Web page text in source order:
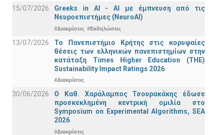
15/07/2026
Greeks in AI - ΑΙ με έμπνευση από τις
Νευροεπιστήμες (NeuroAI)
#Διακρίσεις #Εκδηλώσεις
13/07/2026
Το Πανεπιστήμιο Κρήτης στις κορυφαίες
θέσεις των ελληνικών πανεπιστημίων στην
κατάταξη Times Higher Education (ΤΗΕ)
Sustainability Impact Ratings 2026
#Διακρίσεις
30/06/2026
Ο Καθ. Χαράλαμπος Τσουρακάκης έδωσε
προσκεκλημένη κεντρική ομιλία στο
Symposium on Experimental Algorithms, SEA
2026
#Διακρίσεις